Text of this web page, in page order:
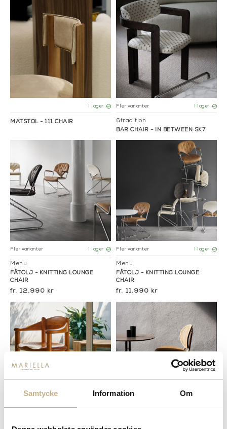
Samtycke Information Om
I lager
MATSTOL - 111 CHAIR
Fler varianter I lager
&tradition
BAR CHAIR - IN BETWEEN SK7
Fler varianter I lager
Menu
FÅTÖLJ - KNITTING LOUNGE
CHAIR
12.990 kr
Fler varianter I lager
Menu
FÅTÖLJ - KNITTING LOUNGE
CHAIR
11.990 kr
&tradition &tradition